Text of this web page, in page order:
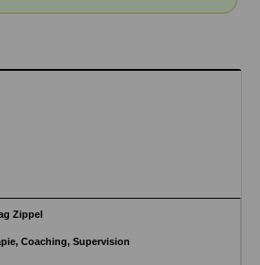
Zippel
Coaching, Supervision